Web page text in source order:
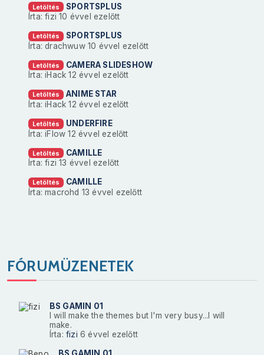
Letöltés
SPORTSPLUS
Írta: fizi10 évvel ezelőtt
Letöltés
SPORTSPLUS
Írta: drachwuw 10 évvel ezelőtt
Letöltés
CAMERA SLIDESHOW
Írta: iHack12 évvel ezelőtt
Letöltés
ANIME STAR
Írta: iHack12 évvel ezelőtt
Letöltés
UNDERFIRE
Írta: iFlow12 évvel ezelőtt
Letöltés
CAMILLE
Írta: fizi13 évvel ezelőtt
Letöltés
CAMILLE
Írta: macrohd 13 évvel ezelőtt
FÓRUMÜZENETEK
BS GAMIN 01
I will make the themes but I'm very busy...I will
make.
Írta:fizi 6 évvel ezelőtt
BS GAMIN 01